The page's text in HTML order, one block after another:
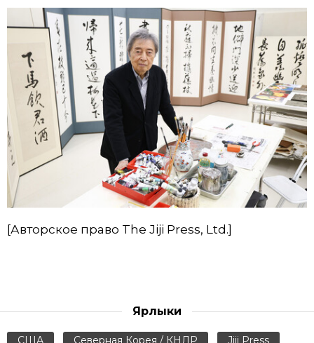
[Авторское право The Jiji Press, Ltd.]
Ярлыки
США Северная Корея / КНДР
Jiji Press